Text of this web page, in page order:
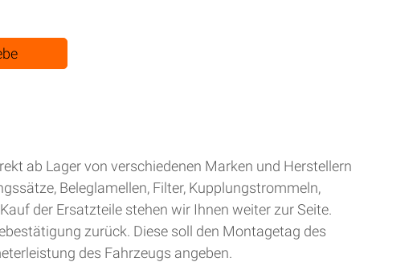
ab Lager von verschiedenen Marken und Herstellern
Beleglamellen, Filter, Kupplungstrommeln,
der Ersatzteile stehen wir Ihnen weiter zur Seite.
zurück. Diese soll den Montagetag des
des Fahrzeugs angeben.